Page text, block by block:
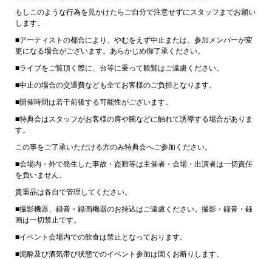
もしこのような行為を見かけたらご自分で注意せずにスタッフまでお願い
します。
■アーティストの都合により、やむをえず中止または、参加メンバーが変
更になる場合がございます。あらかじめ御了承ください。
■ライブをご覧頂く際に、台等に乗って観覧はご遠慮ください。
■中止の場合の交通費なども全てお客様のご負担となります。
■開催時間は若干前後する可能性がございます。
■特典会はスタッフがお客様の肩や腕などに触れて誘導する場合がありま
す。
この事をご了承いただける方のみ特典会へご参加ください。
■会場内・外で発生した事故・盗難等は主催者・会場・出演者は一切責任
を負いません。
貴重品は各自で管理してください。
■撮影機器、録音・録画機器のお持込はご遠慮ください。撮影・録音・録
画は一切禁止です。
■イベント会場内での飲食は禁止となっております。
■泥酔及び酒気帯び状態でのイベント参加は固くお断りします。